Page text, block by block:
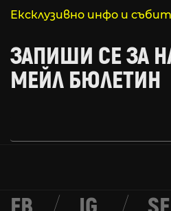
Ексклузивно инфо и
ЗАПИШИ СЕ ЗА
МЕЙЛ БЮЛЕТИН